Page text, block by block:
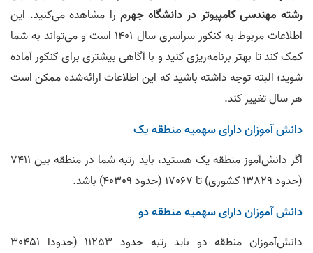
رشته مهندسی کامپیوتر در دانشگاه جهرمرا مشاهده می‌کنید. این
اطلاعات مربوط به کنکور سراسری سال 1401 است و می‌تواند به شما
کمک کند تا بهتر برنامه‌ریزی کنید و با آگاهی بیشتری برای کنکور آماده
شوید؛ البته توجه داشته باشید که این اطلاعات ارائه‌شده ممکن است
هر سال تغییر کند.
دانش آموزان دارای سهمیه منطقه یک
اگر دانش‌آموز منطقه یک هستید، باید رتبه شما در منطقه بین 7411
(حدود 13829 کشوری) تا 17067 (حدود 40309) باشد.
دانش آموزان دارای سهمیه منطقه دو
دانش‌‌آموزان منطقه دو باید رتبه حدود 11253 (حدودا 30451